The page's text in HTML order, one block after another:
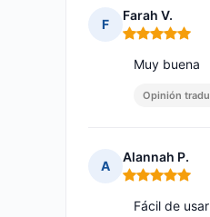
F
Farah V.
Nota: 5 de 5
Muy buena
Opinión
A
Alannah P.
Nota: 5 de 5
Fácil de